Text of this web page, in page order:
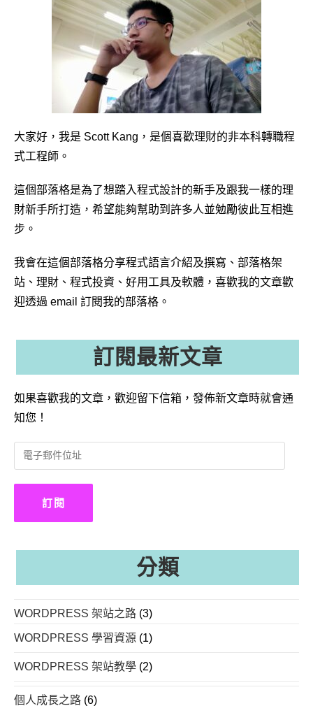
大家好，我是 Scott Kang，是個喜歡理財的非本科轉職程
式工程師。
這個部落格是為了想踏入程式設計的新手及跟我一樣的理
財新手所打造，希望能夠幫助到許多人並勉勵彼此互相進
步。
我會在這個部落格分享程式語言介紹及撰寫、部落格架
站、理財、程式投資、好用工具及軟體，喜歡我的文章歡
迎透過 email 訂閱我的部落格。
訂閱最新文章
如果喜歡我的文章，歡迎留下信箱，發佈新文章時就會通
知您！
子
郵
位
訂閱
分類
WORDPRESS 架站之路 (3)
WORDPRESS 學習資源 (1)
WORDPRESS 架站教學 (2)
個人成長之路 (6)